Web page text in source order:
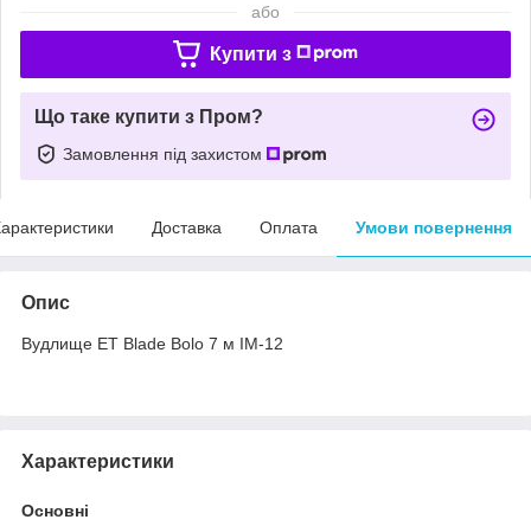
або
Купити з
Що таке купити з Пром?
Замовлення під захистом
Доставка Оплата Умови повернення
Опис
Вудлище ET Blade Bolo 7 м IM-12
Характеристики
Основні